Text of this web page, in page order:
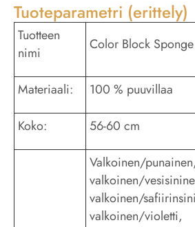
Tuoteparametri (erittely)
Tuotteen
nimi
Color Block
Materiaali: 100 % puuvillaa
Koko: 56-60 cm
Valkoinen/
valkoinen/
valkoinen/
valkoinen/violetti,